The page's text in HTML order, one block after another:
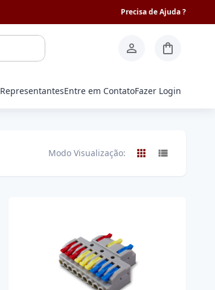
Precisa de Ajuda ?
RepresentantesEntre em ContatoFazer Login
Modo Visualização: